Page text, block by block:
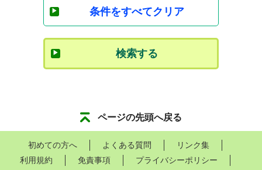
条件をすべてクリア
検索する
ページの先頭へ戻る
初めての方へ よくある質問
リンク集
利用規約
免責事項 プライバシーポリシー